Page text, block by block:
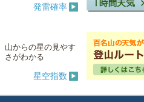
発雷確率
山からの星の見やす
さがわかる
星空指数